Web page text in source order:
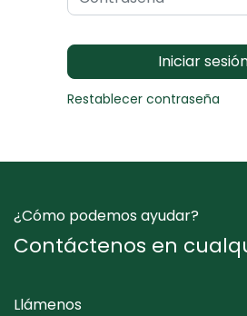
Iniciar
Restablecer contraseña
¿Cómo podemos ayudar?
Contáctenos en
Llámenos